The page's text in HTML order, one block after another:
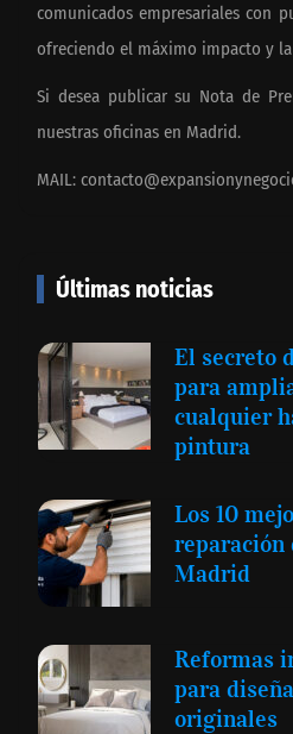
comunicados empresariales con
ofreciendo el máximo impacto y
Si desea publicar su Nota de
nuestras oficinas en Madrid.
MAIL:
Últimas noticias
El secreto
para
cualquier
pintura
Los 10
reparación
Madrid
Reformas
para
originales